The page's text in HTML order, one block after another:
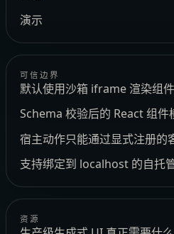
演示
可信边界
默认使用沙箱 iframe 渲染组件
Schema 校验后的 React 组件
宿主动作只能通过显式注册的
支持绑定到 localhost 的自托
资源